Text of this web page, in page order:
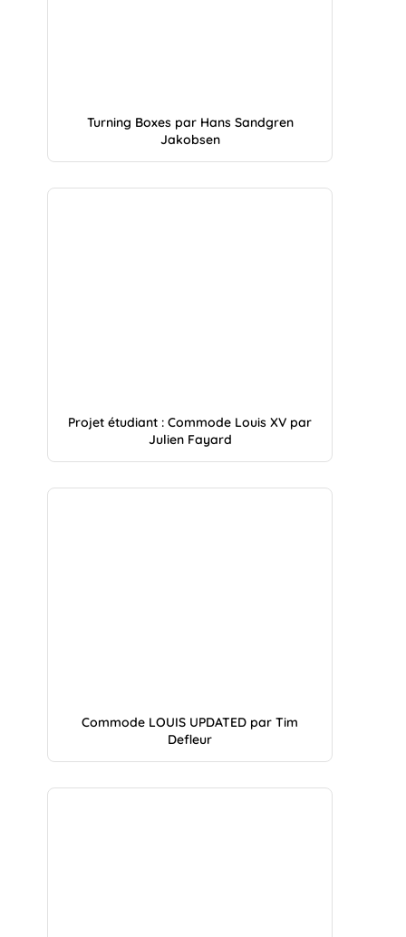
Turning Boxes par Hans Sandgren
Jakobsen
Projet étudiant : Commode Louis XV par
Julien Fayard
Commode LOUIS UPDATED par Tim
Defleur